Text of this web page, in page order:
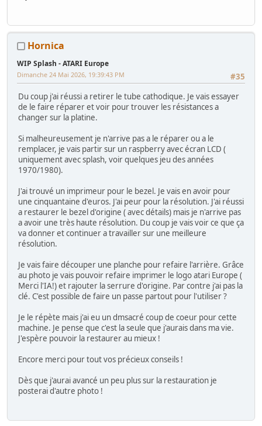
Hornica
WIP Splash - ATARI Europe
#35
Dimanche 24 Mai 2026, 19:39:43 PM
Du coup j'ai réussi a retirer le tube cathodique. Je vais essayer
de le faire réparer et voir pour trouver les résistances a
changer sur la platine.
Si malheureusement je n'arrive pas a le réparer ou a le
remplacer, je vais partir sur un raspberry avec écran LCD (
uniquement avec splash, voir quelques jeu des années
1970/1980).
J'ai trouvé un imprimeur pour le bezel. Je vais en avoir pour
une cinquantaine d'euros. J'ai peur pour la résolution. J'ai réussi
a restaurer le bezel d'origine ( avec détails) mais je n'arrive pas
a avoir une très haute résolution. Du coup je vais voir ce que ça
va donner et continuer a travailler sur une meilleure
résolution.
Je vais faire découper une planche pour refaire l'arrière. Grâce
au photo je vais pouvoir refaire imprimer le logo atari Europe (
Merci l'IA!) et rajouter la serrure d'origine. Par contre j'ai pas la
clé. C'est possible de faire un passe partout pour l'utiliser ?
Je le répète mais j'ai eu un dmsacré coup de coeur pour cette
machine. Je pense que c'est la seule que j'aurais dans ma vie.
J'espère pouvoir la restaurer au mieux !
Encore merci pour tout vos précieux conseils !
Dès que j'aurai avancé un peu plus sur la restauration je
posterai d'autre photo !